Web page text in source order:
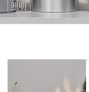
照明